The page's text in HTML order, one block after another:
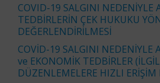
COVID-19 SALGINI NEDENİYLE
TEDBİRLERİN ÇEK HUKUKU
DEĞERLENDİRİLMESİ
COVİD-19 SALGINI NEDENİYLE
ve EKONOMİK TEDBİRLER
DÜZENLEMELERE HIZLI ERİŞİM